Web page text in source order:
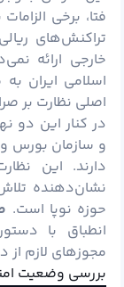
فتا، برخی
تراکنش‌های
خارجی ارائه
اسلامی ایران
اصلی نظارت بر
در کنار این دو
و سازمان بورس و
دارند. این
نشان‌دهنده
حوزه نوپا است.
انطباق با
مجوزهای لازم از
بررسی وضعیت